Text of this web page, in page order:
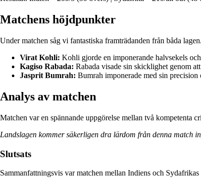
Matchens höjdpunkter
Under matchen såg vi fantastiska framträdanden från båda
Virat Kohli: Kohli gjorde en imponerande halvsekels
Kagiso Rabada: Rabada visade sin skicklighet genom
Jasprit Bumrah: Bumrah imponerade med sin
Analys av matchen
Matchen var en spännande uppgörelse mellan två kompetenta
Landslagen kommer säkerligen dra lärdom från denna match
Slutsats
Sammanfattningsvis var matchen mellan Indiens och